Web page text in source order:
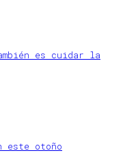
es cuidar la
este otoño